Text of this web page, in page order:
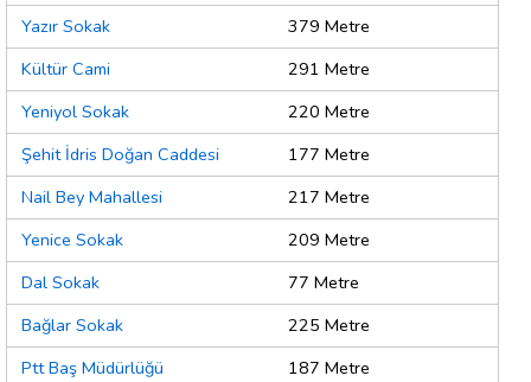
Yazır Sokak
379 Metre
Kültür Cami
291 Metre
Yeniyol Sokak
220 Metre
Şehit İdris Doğan Caddesi
177 Metre
Nail Bey Mahallesi
217 Metre
Yenice Sokak
209 Metre
Dal Sokak
77 Metre
Bağlar Sokak
225 Metre
Ptt Baş Müdürlüğü
187 Metre